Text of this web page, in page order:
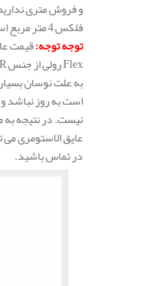
و فروش متری
فلکس 4 متر مربع است.
توجه توجه:
به علت نوسان
است به روز نباشد
نیست. در نتیجه به
عایق الاستومری
در تماس باشید.